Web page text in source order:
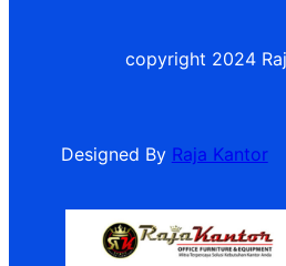
copyright 2024
Designed By Raja Kantor